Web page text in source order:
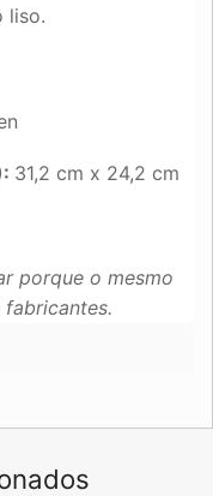
liso.
31,2 cm x 24,2 cm
porque o mesmo